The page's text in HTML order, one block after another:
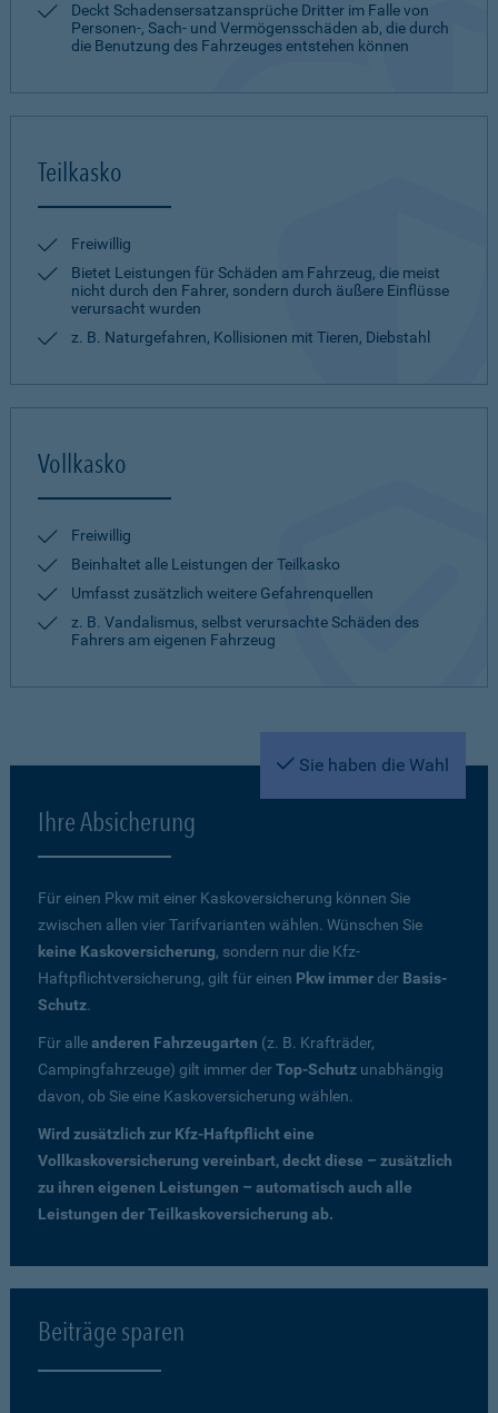
Deckt Schadensersatzansprüche Dritter im Falle von
Personen-, Sach- und Vermögensschäden ab, die durch
die Benutzung des Fahrzeuges entstehen können
Teilkasko
Freiwillig
Bietet Leistungen für Schäden am Fahrzeug, die meist
nicht durch den Fahrer, sondern durch äußere Einflüsse
verursacht wurden
z. B. Naturgefahren, Kollisionen mit Tieren, Diebstahl
Vollkasko
Freiwillig
Beinhaltet alle Leistungen der Teilkasko
Umfasst zusätzlich weitere Gefahrenquellen
z. B. Vandalismus, selbst verursachte Schäden des
Fahrers am eigenen Fahrzeug
Sie haben die Wahl
Ihre Absicherung
Für einen Pkw mit einer Kaskoversicherung können Sie
zwischen allen vier Tarifvarianten wählen. Wünschen Sie
keine Kaskoversicherung, sondern nur die Kfz-
Haftpflichtversicherung, gilt für einen Pkw immerder Basis-
Schutz.
Für alleanderen Fahrzeugarten (z. B. Krafträder,
Campingfahrzeuge) gilt immer derTop-Schutz unabhängig
davon, ob Sie eine Kaskoversicherung wählen.
Wird zusätzlich zur Kfz-Haftpflicht eine
Vollkaskoversicherung vereinbart, deckt diese – zusätzlich
zu ihren eigenen Leistungen – automatisch auch alle
Leistungen der Teilkaskoversicherung ab.
Beiträge sparen